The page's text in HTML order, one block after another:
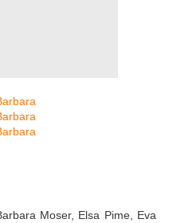
Moser, Elsa Pime, Eva